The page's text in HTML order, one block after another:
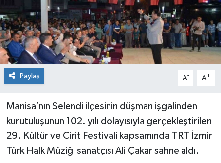
Paylaş A- A+
Manisa’nın Selendi ilçesinin düşman işgalinden
kurutuluşunun 102. yılı dolayısıyla gerçekleştirilen
29. Kültür ve Cirit Festivali kapsamında TRT İzmir
Türk Halk Müziği sanatçısı Ali Çakar sahne aldı.